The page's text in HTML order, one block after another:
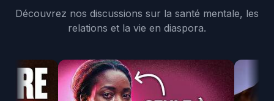
Découvrez nos discussions sur la santé mentale, les
relations et la vie en diaspora.